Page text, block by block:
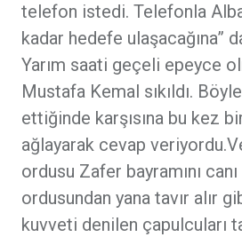
telefon istedi. Telefonla
kadar hedefe
Yarım saati geçeli epeyce
Mustafa Kemal sıkıldı.
ettiğinde karşısına bu kez
ağlayarak cevap
ordusu Zafer bayramını
ordusundan yana tavır alır
kuvveti denilen çapulcuları